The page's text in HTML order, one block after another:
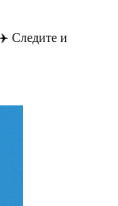
Следите и